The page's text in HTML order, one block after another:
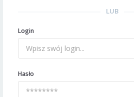
LUB
Login
Hasło